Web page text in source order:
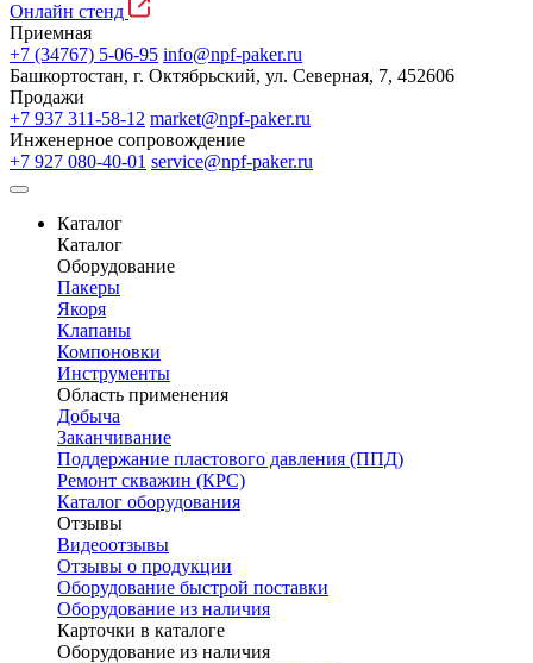
Онлайн стенд
Приемная
+7 (34767) 5-06-95 info@npf-paker.ru
Башкортостан, г. Октябрьский, ул. Северная, 7, 452606
Продажи
+7 937 311-58-12 market@npf-paker.ru
Инженерное сопровождение
+7 927 080-40-01 service@npf-paker.ru
Каталог
Каталог
Оборудование
Пакеры
Якоря
Клапаны
Компоновки
Инструменты
Область применения
Добыча
Заканчивание
Поддержание пластового давления (ППД)
Ремонт скважин (КРС)
Каталог оборудования
Отзывы
Видеоотзывы
Отзывы о продукции
Оборудование быстрой поставки
Оборудование из наличия
Карточки в каталоге
Оборудование из наличия